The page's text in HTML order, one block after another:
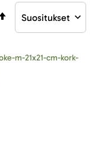
Aseta